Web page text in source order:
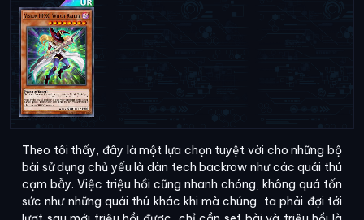
Theo tôi thấy, đây là một lựa chọn tuyệt vời cho những bộ
bài sử dụng chủ yếu là dàn tech backrow như các quái thú
cạm bẫy. Việc triệu hồi cũng nhanh chóng, không quá tốn
sức như những quái thú khác khi mà chúng ta phải đợi tới